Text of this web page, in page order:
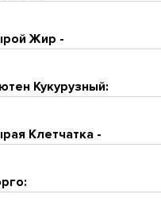
Жир -
Кукурузный:
Клетчатка -